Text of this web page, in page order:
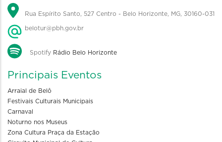
Rua Espírito Santo, 527 Centro - Belo Horizonte, MG, 30160-031
belotur@pbh.gov.br
Spotify Rádio Belo Horizonte
Principais Eventos
Arraial de Belô
Festivais Culturais Municipais
Carnaval
Noturno nos Museus
Zona Cultura Praça da Estação